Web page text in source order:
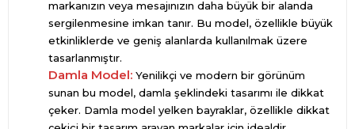
markanızın veya mesajınızın daha büyük bir alanda
sergilenmesine imkan tanır. Bu model, özellikle büyük
etkinliklerde ve geniş alanlarda kullanılmak üzere
tasarlanmıştır.
Damla Model: Yenilikçi ve modern bir görünüm
sunan bu model, damla şeklindeki tasarımı ile dikkat
çeker. Damla model yelken bayraklar, özellikle dikkat